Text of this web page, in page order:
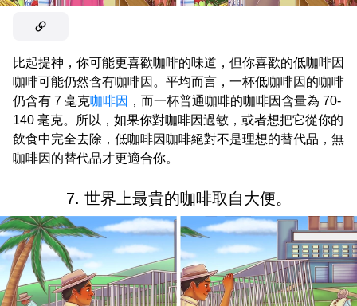
比起提神，你可能更喜歡咖啡的味道，但你喜歡的低咖啡因
咖啡可能仍然含有咖啡因。平均而言，一杯低咖啡因的咖啡
仍含有 7 毫克咖啡因 ，而一杯普通咖啡的咖啡因含量為 70-
140 毫克。所以，如果你對咖啡因過敏，或者想把它從你的
飲食中完全去除，低咖啡因咖啡絕對不是理想的替代品，無
咖啡因的替代品才更適合你。
7. 世界上最貴的咖啡取自大便。